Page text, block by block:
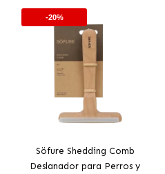
-20%
Söfure Shedding Comb
Deslanador para Perros y